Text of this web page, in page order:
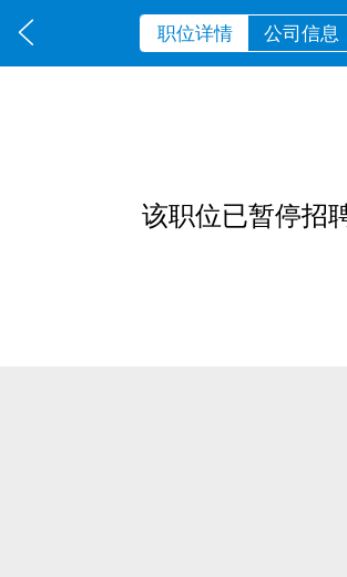
职位详情 公司信息
该职位已暂停招